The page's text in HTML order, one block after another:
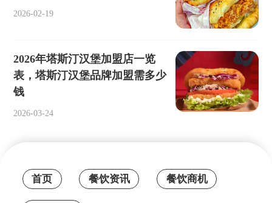
2026-02-19
2026年塔斯汀汉堡加盟店一览
表，塔斯汀汉堡品牌加盟需多少
钱
2026-03-24
首页 餐饮资讯 餐饮商机